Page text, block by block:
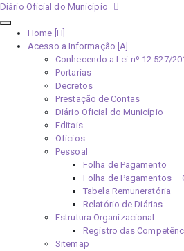
Diário Oficial do Município
Home [H]
Acesso a Informação [A]
Conhecendo a Lei nº 12.527/
Portarias
Decretos
Prestação de Contas
Diário Oficial do Município
Editais
Ofícios
Pessoal
Folha de Pagamento
Folha de Pagamentos –
Tabela Remuneratória
Relatório de Diárias
Estrutura Organizacional
Registro das
Sitemap